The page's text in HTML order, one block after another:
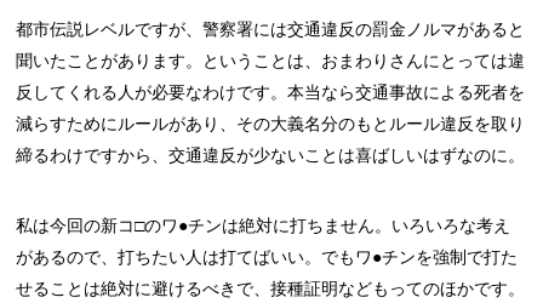
都市伝説レベルですが、警察署には交通違反の罰金ノルマがあると
聞いたことがあります。ということは、おまわりさんにとっては違
反してくれる人が必要なわけです。本当なら交通事故による死者を
減らすためにルールがあり、その大義名分のもとルール違反を取り
締るわけですから、交通違反が少ないことは喜ばしいはずなのに。
私は今回の新コ□のワ●チンは絶対に打ちません。いろいろな考え
があるので、打ちたい人は打てばいい。でもワ●チンを強制で打た
せることは絶対に避けるべきで、接種証明などもってのほかです。